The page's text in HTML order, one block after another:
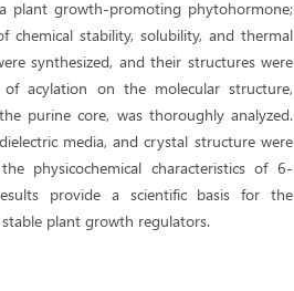
plant growth-promoting phytohormone;
chemical stability, solubility, and thermal
synthesized, and their structures were
acylation on the molecular structure,
purine core, was thoroughly analyzed.
media, and crystal structure were
physicochemical characteristics of 6-
provide a scientific basis for the
plant growth regulators.